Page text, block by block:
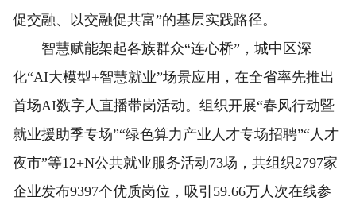
促交融、以交融促共富”的基层实践路径。
智慧赋能架起各族群众“连心桥”，城中区深
化“AI大模型+智慧就业”场景应用，在全省率先推出
首场AI数字人直播带岗活动。组织开展“春风行动暨
就业援助季专场”“绿色算力产业人才专场招聘”“人才
夜市”等12+N公共就业服务活动73场，共组织2797家
企业发布9397个优质岗位，吸引59.66万人次在线参